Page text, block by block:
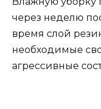
через неделю
время слой
необходимые
агрессивные